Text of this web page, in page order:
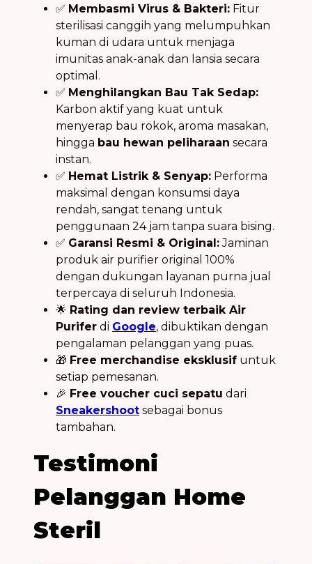
✅ Membasmi Virus & Bakteri: Fitur
sterilisasi canggih yang melumpuhkan
kuman di udara untuk menjaga
imunitas anak-anak dan lansia secara
optimal.
✅ Menghilangkan Bau Tak Sedap:
Karbon aktif yang kuat untuk
menyerap bau rokok, aroma masakan,
hingga bau hewan peliharaan secara
instan.
✅ Hemat Listrik & Senyap: Performa
maksimal dengan konsumsi daya
rendah, sangat tenang untuk
penggunaan 24 jam tanpa suara bising.
✅ Garansi Resmi & Original:Jaminan
produk air purifier original 100%
dengan dukungan layanan purna jual
terpercaya di seluruh Indonesia.
🌟 Rating dan review terbaik Air
Purifer di Google, dibuktikan dengan
pengalaman pelanggan yang puas.
🎁 Free merchandise eksklusif untuk
setiap pemesanan.
🎉 Free voucher cuci sepatu dari
Sneakershoot sebagai bonus
tambahan.
Testimoni
Pelanggan Home
Steril